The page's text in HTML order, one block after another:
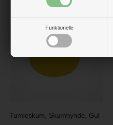
Funktionelle
Tumleskum, Skumhynde, Gul